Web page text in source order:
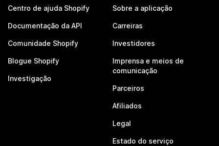
Centro de ajuda Shopify
Documentação da API
Comunidade Shopify
Blogue Shopify
Investigação
Sobre a aplicação
Carreiras
Investidores
Imprensa e meios de
comunicação
Parceiros
Afiliados
Legal
Estado do serviço